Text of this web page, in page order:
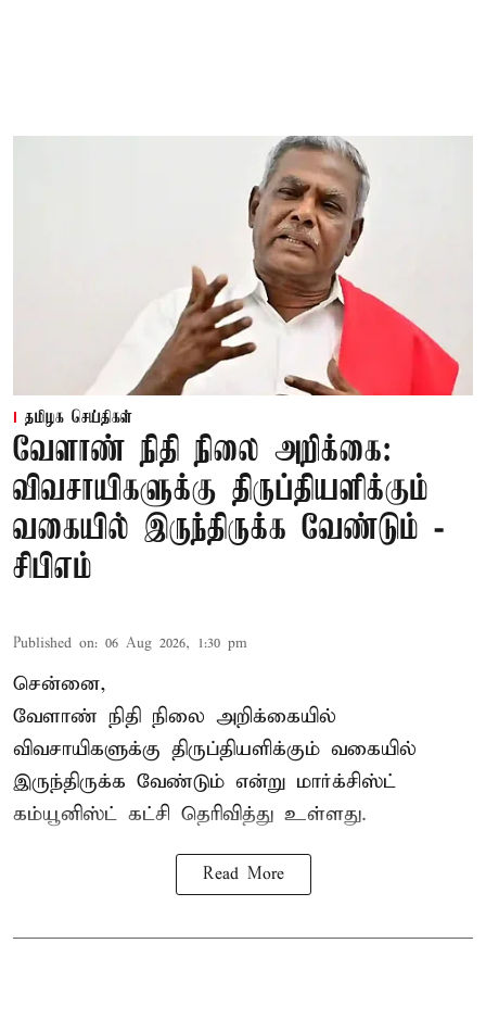
தமிழக செய்திகள்
வேளாண் நிதி நிலை அறிக்கை:
விவசாயிகளுக்கு திருப்தியளிக்கும்
வகையில் இருந்திருக்க வேண்டும் -
சிபிஎம்
Published on: 06 Aug 2026, 1:30 pm
சென்னை,
வேளாண் நிதி நிலை அறிக்கையில்
விவசாயிகளுக்கு திருப்தியளிக்கும் வகையில்
இருந்திருக்க வேண்டும் என்று மார்க்சிஸ்ட்
கம்யூனிஸ்ட் கட்சி தெரிவித்து உள்ளது.
Read More